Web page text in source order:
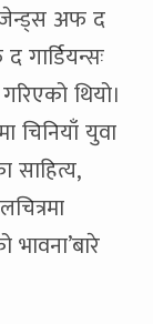
अफ द
गार्डियन्सः
थियो।
चिनियाँ युवा